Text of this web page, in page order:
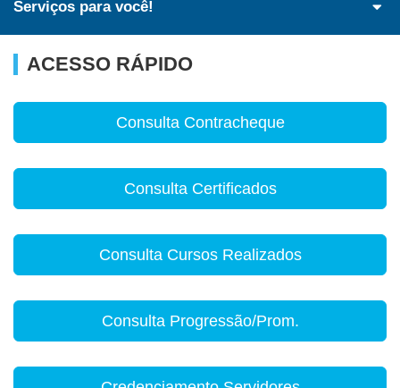
Serviços para você!
ACESSO RÁPIDO
Consulta Contracheque
Consulta Certificados
Consulta Cursos Realizados
Consulta Progressão/Prom.